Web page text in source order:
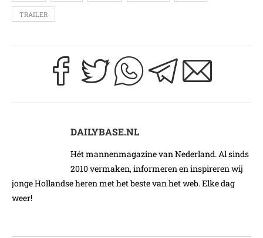
TRAILER
DAILYBASE.NL
Hét mannenmagazine van Nederland. Al sinds
2010 vermaken, informeren en inspireren wij
jonge Hollandse heren met het beste van het web. Elke dag
weer!